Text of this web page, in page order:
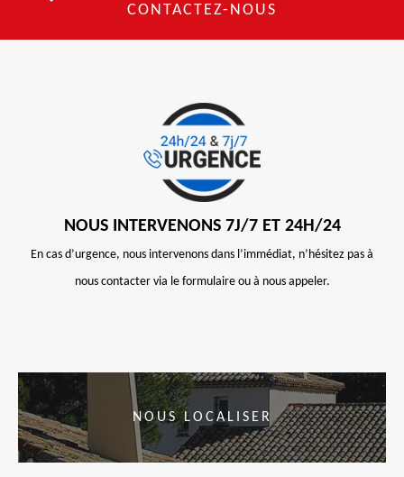
CONTACTEZ-NOUS
NOUS INTERVENONS 7J/7 ET 24H/24
En cas d’urgence, nous intervenons dans l’immédiat, n’hésitez pas à
nous contacter via le formulaire ou à nous appeler.
NOUS LOCALISER